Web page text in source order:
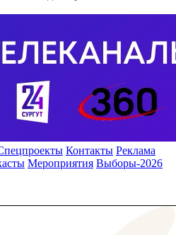
Контакты Реклама
Мероприятия Выборы-2026